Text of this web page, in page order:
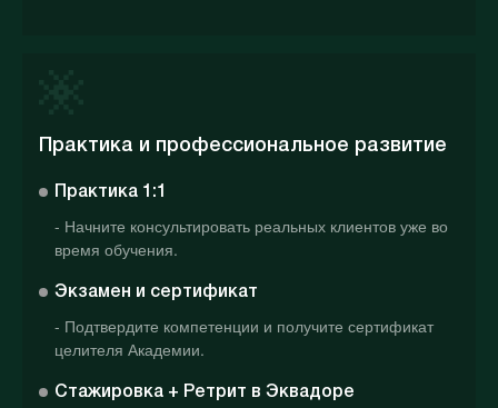
Практика и профессиональное развитие
Практика 1:1
- Начните консультировать реальных клиентов уже во
время обучения.
Экзамен и сертификат
- Подтвердите компетенции и получите сертификат
целителя Академии.
Стажировка + Ретрит в Эквадоре